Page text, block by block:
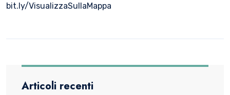
bit.ly/VisualizzaSullaMappa
Articoli recenti